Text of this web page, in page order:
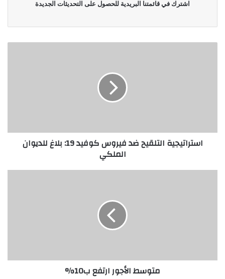
اشترك في قائمتنا البريدية للحصول على التحديثات الجديدة
استراتيجية التلقيح ضد فيروس كوفيد 19: بلاغ للديوان
الملكي
متوسط الأجور ارتفع ب10%